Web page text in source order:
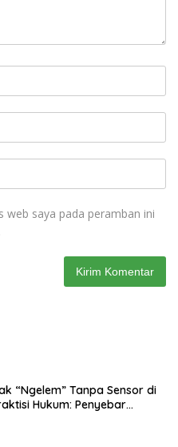
web saya pada peramban ini
“Ngelem” Tanpa Sensor di
Hukum: Penyebar